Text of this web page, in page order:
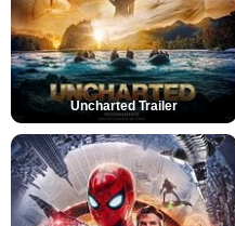
Uncharted Trailer